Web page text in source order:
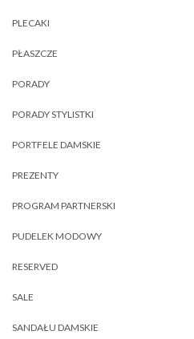
PLECAKI
PŁASZCZE
PORADY
PORADY STYLISTKI
PORTFELE DAMSKIE
PREZENTY
PROGRAM PARTNERSKI
PUDELEK MODOWY
RESERVED
SALE
SANDAŁU DAMSKIE